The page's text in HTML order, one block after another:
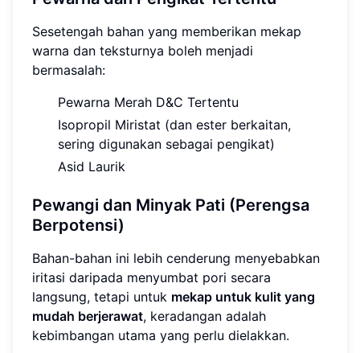
Sesetengah bahan yang memberikan mekap
warna dan teksturnya boleh menjadi
bermasalah:
Pewarna Merah D&C Tertentu
Isopropil Miristat (dan ester berkaitan,
sering digunakan sebagai pengikat)
Asid Laurik
Pewangi dan Minyak Pati (Perengsa
Berpotensi)
Bahan-bahan ini lebih cenderung menyebabkan
iritasi daripada menyumbat pori secara
langsung, tetapi untuk mekap untuk kulit yang
mudah berjerawat, keradangan adalah
kebimbangan utama yang perlu dielakkan.